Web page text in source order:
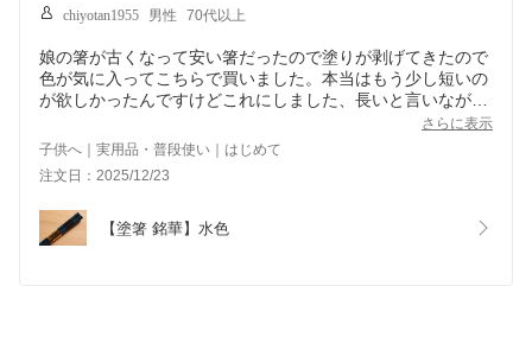
chiyotan1955 男性 70代以上
娘の箸が古くなって安い箸だったので塗りが剥げてきたので
色が気に入ってこちらで買いました。本当はもう少し短いの
が欲しかったんですけどこれにしました、長いと言いながら
気に入って使っています。また短めの物を探してみます。
さらに表示
子供へ｜実用品・普段使い｜はじめて
注文日：2025/12/23
【塗箸 銘華】水色